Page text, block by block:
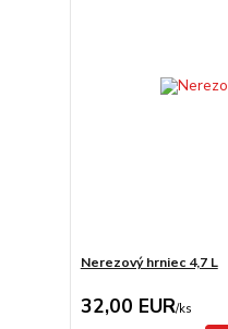
Nerezový hrniec 4,7 L
32,00 EUR/ks